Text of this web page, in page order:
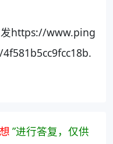
发https://www.ping
”进行答复，仅供